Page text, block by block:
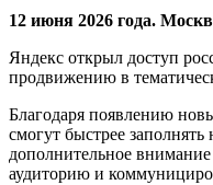
12 июня 2026 года.
Яндекс открыл доступ
продвижению в
Благодаря появлению
смогут быстрее
дополнительное
аудиторию и